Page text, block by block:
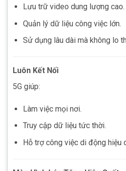
Lưu trữ video dung lượng cao.
Quản lý dữ liệu công việc lớn.
Sử dụng lâu dài mà không lo
Luôn Kết Nối
5G giúp:
Làm việc mọi nơi.
Truy cập dữ liệu tức thời.
Hỗ trợ công việc di động hiệu